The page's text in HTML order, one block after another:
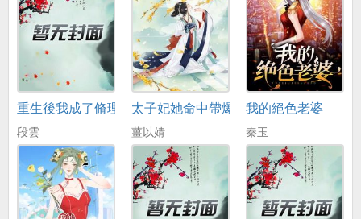
重生後我成了脩理工
段雲
太子妃她命中帶爆
薑以婧
我的絕色老婆
秦玉